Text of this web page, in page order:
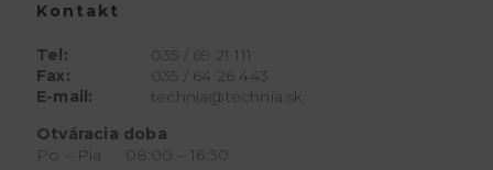
Kontakt
Tel:
035 / 69 21 111
Fax:
035 / 64 26 443
E-mail:
technia@technia.sk
Otváracia doba
Po – Pia 08:00 – 16:30